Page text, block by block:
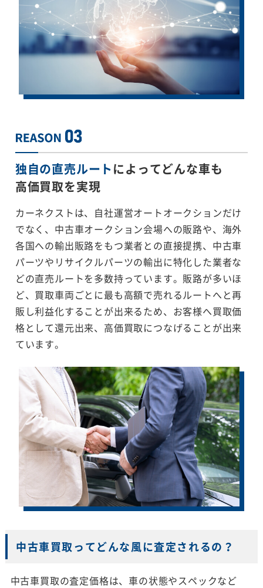
独自の直売ルートによってどんな車も
高価買取を実現
カーネクストは、自社運営オートオークションだけ
でなく、中古車オークション会場への販路や、海外
各国への輸出販路をもつ業者との直接提携、中古車
パーツやリサイクルパーツの輸出に特化した業者な
どの直売ルートを多数持っています。販路が多いほ
ど、買取車両ごとに最も高額で売れるルートへと再
販し利益化することが出来るため、お客様へ買取価
格として還元出来、高価買取につなげることが出来
ています。
中古車買取ってどんな風に査定されるの？
中古車買取の査定価格は、車の状態やスペックなど